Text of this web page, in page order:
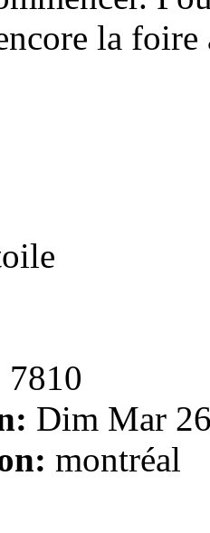
la
7810
Dim Mar
montréal